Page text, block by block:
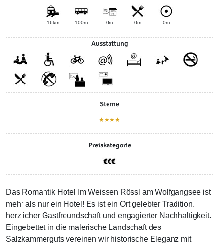
16km 100m 0m 0m 0m
Ausstattung
Sterne
★★★★
Preiskategorie
Das Romantik Hotel Im Weissen Rössl am Wolfgangsee ist
mehr als nur ein Hotel! Es ist ein Ort gelebter Tradition,
herzlicher Gastfreundschaft und engagierter Nachhaltigkeit.
Eingebettet in die malerische Landschaft des
Salzkammerguts vereinen wir historische Eleganz mit